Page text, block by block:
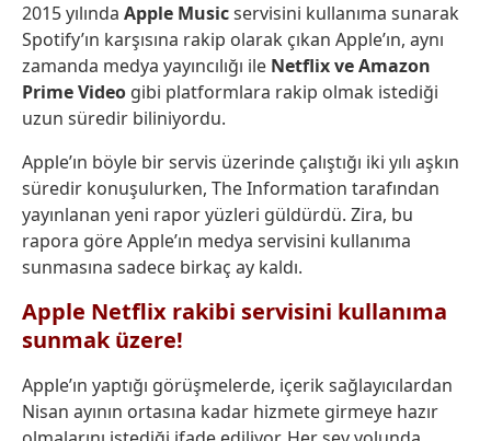
2015 yılında Apple Musicservisini kullanıma sunarak
Spotify’ın karşısına rakip olarak çıkan Apple’ın, aynı
zamanda medya yayıncılığı ile Netflix ve Amazon
Prime Video gibi platformlara rakip olmak istediği
uzun süredir biliniyordu.
Apple’ın böyle bir servis üzerinde çalıştığı iki yılı aşkın
süredir konuşulurken, The Information tarafından
yayınlanan yeni rapor yüzleri güldürdü. Zira, bu
rapora göre Apple’ın medya servisini kullanıma
sunmasına sadece birkaç ay kaldı.
Apple Netflix rakibi servisini kullanıma
sunmak üzere!
Apple’ın yaptığı görüşmelerde, içerik sağlayıcılardan
Nisan ayının ortasına kadar hizmete girmeye hazır